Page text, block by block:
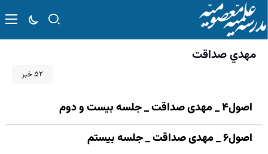
مهدي صداقت
۵۲ خبر
اصول۴ _ مهدی صداقت _ جلسه بیست و دوم
اصول۶ _ مهدی صداقت _ جلسه بیستم